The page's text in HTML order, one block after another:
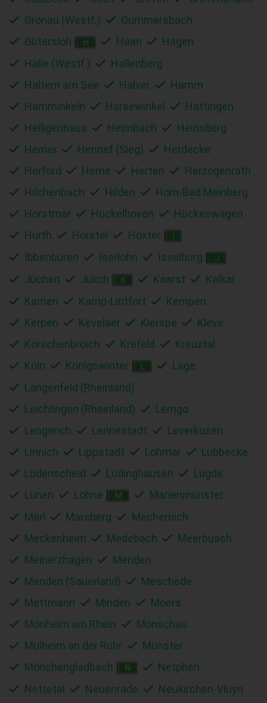
Gronau (Westf.)
Gummersbach
Gütersloh
H Haan
Hagen
Halle (Westf.)
Hallenberg
Haltern am See
Halver
Hamm
Hamminkeln
Harsewinkel
Hattingen
Heiligenhaus
Heimbach
Heinsberg
Hemer
Hennef (Sieg)
Herdecke
Herford
Herne Herten
Herzogenrath
Hilchenbach
Hilden
Horn-Bad Meinberg
Horstmar
Hückelhoven
Hückeswagen
Hürth
Hörstel Höxter
Ibbenbüren Iserlohn Isselburg J
Jüchen Jülich K Kaarst
Kalkar
Kamen
Kamp-Lintfort
Kempen
Kerpen
Kevelaer Kierspe
Kleve
Korschenbroich
Krefeld
Kreuztal
Köln
Königswinter
Lage
Langenfeld (Rheinland)
Leichlingen (Rheinland)
Lemgo
Lengerich
Lennestadt
Leverkusen
Linnich
Lippstadt Lohmar
Lübbecke
Lüdenscheid
Lüdinghausen
Lügde
Lünen
Löhne M
Marienmünster
Marl
Marsberg
Mechernich
Meckenheim
Medebach
Meerbusch
Meinerzhagen
Menden
Menden (Sauerland)
Meschede
Mettmann
Minden
Moers
Monheim am Rhein
Monschau
Mülheim an der Ruhr
Münster
Mönchengladbach
N
Netphen
Nettetal
Neuenrade
Neukirchen-Vluyn